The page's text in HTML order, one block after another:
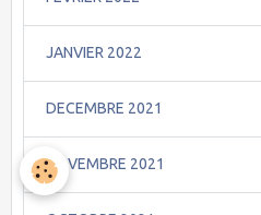
JANVIER 2022
DECEMBRE 2021
NOVEMBRE 2021